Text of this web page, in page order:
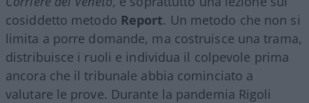
cosiddetto metodo Report. Un metodo che non si
limita a porre domande, ma costruisce una trama,
distribuisce i ruoli e individua il colpevole prima
ancora che il tribunale abbia cominciato a
valutare le prove. Durante la pandemia Rigoli